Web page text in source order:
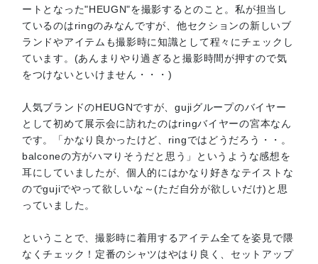
ートとなった"HEUGN"を撮影するとのこと。私が担当し
ているのはringのみなんですが、他セクションの新しいブ
ランドやアイテムも撮影時に知識として程々にチェックし
ています。(あんまりやり過ぎると撮影時間が押すので気
をつけないといけません・・・)
人気ブランドのHEUGNですが、gujiグループのバイヤー
として初めて展示会に訪れたのはringバイヤーの宮本なん
です。「かなり良かったけど、ringではどうだろう・・。
balconeの方がハマりそうだと思う」というような感想を
耳にしていましたが、個人的にはかなり好きなテイストな
のでgujiでやって欲しいな～(ただ自分が欲しいだけ)と思
っていました。
ということで、撮影時に着用するアイテム全てを姿見で隈
なくチェック！定番のシャツはやはり良く、セットアップ